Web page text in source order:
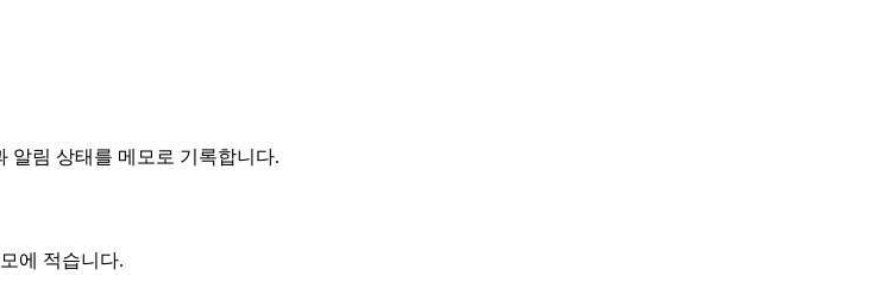
알림 상태를 메모로 기록합니다.
에 적습니다.